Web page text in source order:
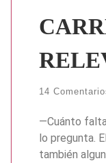
14
—Cuánto
lo pregunta.
también